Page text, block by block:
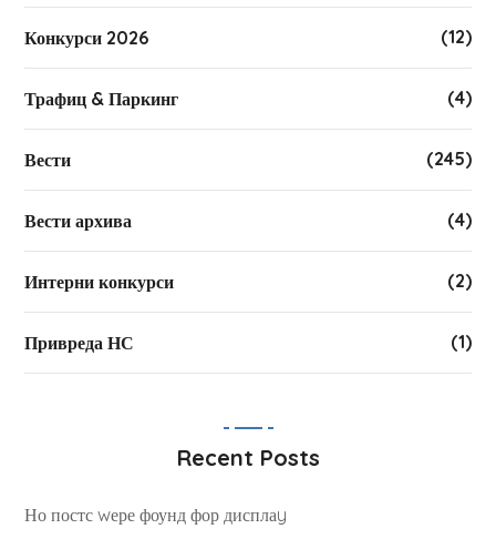
Конкурси 2026 (12)
Трафиц & Паркинг (4)
Вести (245)
Вести архива (4)
Интерни конкурси (2)
Привреда НС (1)
Recent Posts
Но постс wере фоунд фор дисплаy